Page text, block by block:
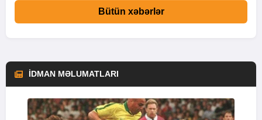
Bütün xəbərlər
İDMAN MƏLUMATLARI